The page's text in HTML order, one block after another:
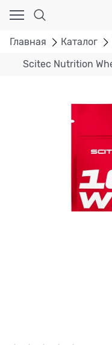
Главная Каталог
Scitec Nutrition